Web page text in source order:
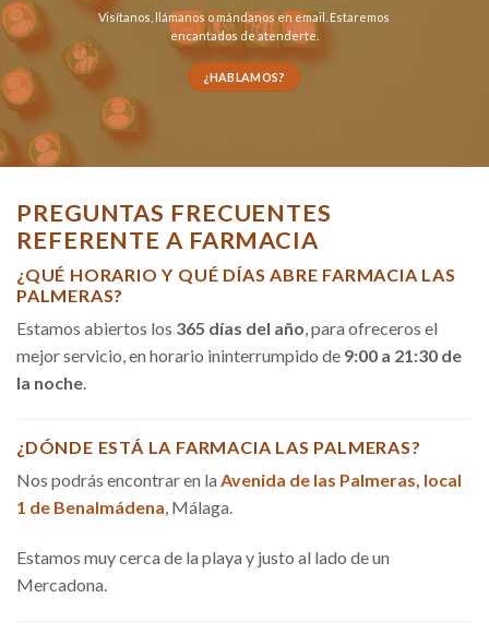
Visítanos, llámanosomándanos en email . Estaremos
encantados de atenderte.
¿HABLAMOS?
PREGUNTAS FRECUENTES
REFERENTE A FARMACIA
¿QUÉ HORARIO Y QUÉ DÍAS ABRE FARMACIA LAS
PALMERAS?
Estamos abiertos los 365 días del año, para ofreceros el
mejor servicio, en horario ininterrumpido de 9:00 a 21:30 de
la noche.
¿DÓNDE ESTÁ LA FARMACIA LAS PALMERAS?
Nos podrás encontrar en la Avenida de las Palmeras, local
1 de Benalmádena, Málaga.
Estamos muy cerca de la playa y justo al lado de un
Mercadona.